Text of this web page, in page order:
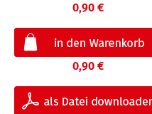
0,90 €
0,90 €